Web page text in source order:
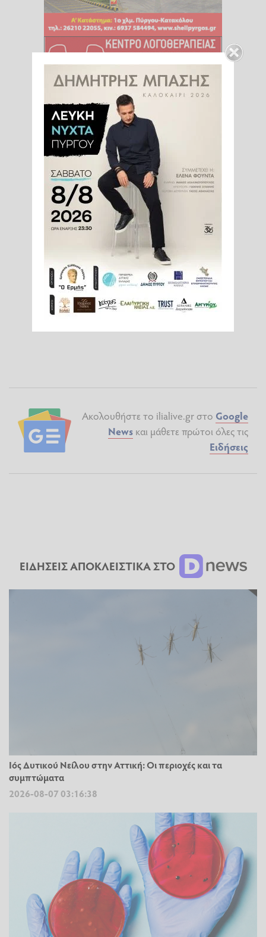
Ακολουθήστε το ilialive.gr στο Google
News και μάθετε πρώτοι όλες τις
Ειδήσεις
ΕΙΔΗΣΕΙΣ ΑΠΟΚΛΕΙΣΤΙΚΑ ΣΤΟ
Ιός Δυτικού Νείλου στην Αττική: Οι περιοχές και τα
συμπτώματα
2026-08-07 03:16:38